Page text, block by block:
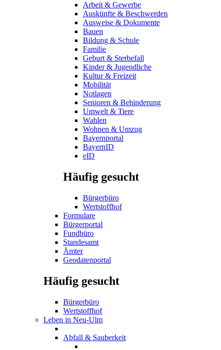
Arbeit & Gewerbe
Auskünfte & Beschwerden
Ausweise & Dokumente
Bauen
Bildung & Schule
Familie
Geburt & Sterbefall
Kinder & Jugendliche
Kultur & Freizeit
Mobilität
Notlagen
Senioren & Behinderung
Umwelt & Tiere
Wahlen
Wohnen & Umzug
Bayernportal
BayernID
eID
Häufig gesucht
Bürgerbüro
Wertstoffhof
Formulare
Bürgerportal
Fundbüro
Standesamt
Ämter
Geodatenportal
Häufig gesucht
Bürgerbüro
Wertstoffhof
Leben in Neu-Ulm
Abfall & Sauberkeit